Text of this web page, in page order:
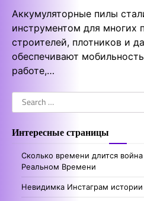
Аккумуляторные пилы
инструментом для многих
строителей, плотников и
обеспечивают
работе,…
Search
for:
Интересные страницы
Сколько времени длится
Реальном Времени
Невидимка Инстаграм истории